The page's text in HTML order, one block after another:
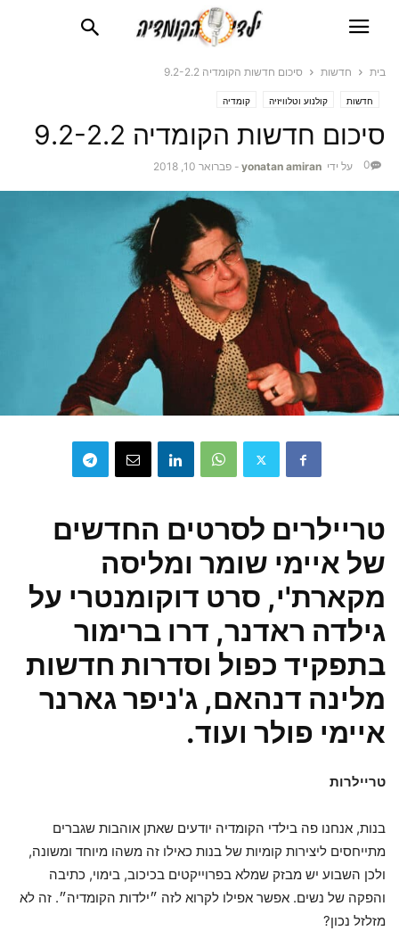
בית חדשות סיכום חדשות הקומדיה 9.2-2.2
חדשות קולנוע וטלוויזיה קומדיה
סיכום חדשות הקומדיה 9.2-2.2
על ידי yonatan amiran
- פברואר 10, 2018 0
טריילרים לסרטים החדשים
של איימי שומר ומליסה
מקארת'י, סרט דוקומנטרי על
גילדה ראדנר, דרו ברימור
בתפקיד כפול וסדרות חדשות
מלינה דנהאם, ג'ניפר גארנר
איימי פולר ועוד.
טריילרות
בנות, אנחנו פה בילדי הקומדיה יודעים שאתן אוהבות שגברים
מתייחסים ליצירות קומיות של בנות כאילו זה משהו מיוחד ומשונה,
ולכן השבוע יש מבזק שמלא בפרוייקטים בכיכוב, בימוי, כתיבה
והפקה של נשים. אפשר אפילו לקרוא לזה ״ילדות הקומדיה״. זה לא
מזלזל נכון?